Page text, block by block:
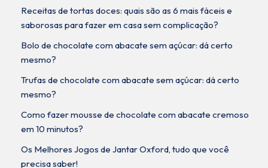
Receitas de tortas doces: quais são as 6 mais fáceis e
saborosas para fazer em casa sem complicação?
Bolo de chocolate com abacate sem açúcar: dá certo
mesmo?
Trufas de chocolate com abacate sem açúcar: dá certo
mesmo?
Como fazer mousse de chocolate com abacate cremoso
em 10 minutos?
Os Melhores Jogos de Jantar Oxford, tudo que você
precisa saber!